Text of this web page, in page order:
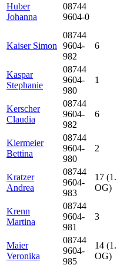
Huber
Johanna
08744
9604-0
Kaiser Simon
08744
9604-
982
6
Kaspar
Stephanie
08744
9604-
980
1
Kerscher
Claudia
08744
9604-
982
6
Kiermeier
Bettina
08744
9604-
980
2
Kratzer
Andrea
08744
9604-
983
17 (1.
OG)
Krenn
Martina
08744
9604-
981
3
Maier
Veronika
08744
9604-
985
14 (1.
OG)